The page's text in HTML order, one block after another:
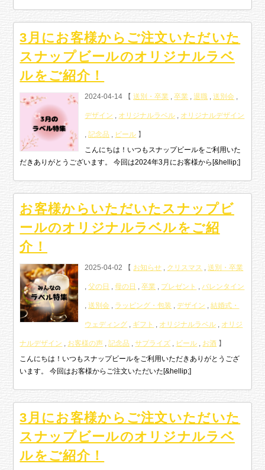
3月にお客様からご注文いただいた
スナップビールのオリジナルラベ
ルをご紹介！
2024-04-14 【送別・卒業 ,卒業 ,退職 ,送別会 ,
デザイン , オリジナルラベル , オリジナルデザイン
,記念品 , ビール 】
こんにちは！いつもスナップビールをご利用いた
だきありがとうございます。 今回は2024年3月にお客様から[&hellip;]
お客様からいただいたスナップビ
ールのオリジナルラベルをご紹
介！
2025-04-02 【 お知らせ , クリスマス ,送別・卒業
,父の日 ,母の日 ,卒業 , プレゼント ,バレンタイン
,送別会 , ラッピング・包装 ,デザイン ,結婚式・
ウェディング , ギフト , オリジナルラベル , オリジ
ナルデザイン , お客様の声 ,記念品 ,サプライズ , ビール , お酒 】
こんにちは！いつもスナップビールをご利用いただきありがとうござ
います。 今回はお客様からご注文いただいた[&hellip;]
3月にお客様からご注文いただいた
スナップビールのオリジナルラベ
ルをご紹介！